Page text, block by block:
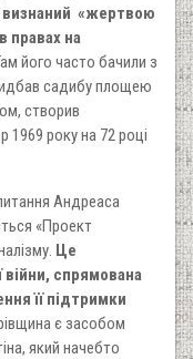
визнаний «жертвою
правах на
його часто бачили з
садибу площею
створив
1969 року на 72 році
Андреаса
«Проект
Це
війни, спрямована
її підтримки
є засобом
який начебто